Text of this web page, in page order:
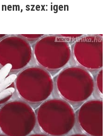
szex: igen